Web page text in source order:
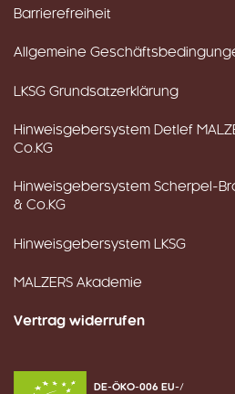
Barrierefreiheit
Allgemeine
LKSG Grundsatzerklärung
Hinweisgebersystem Detlef
Co.KG
Hinweisgebersystem Scherpel-
& Co.KG
Hinweisgebersystem LKSG
MALZERS Akademie
Vertrag widerrufen
DE-ÖKO-006 EU-/